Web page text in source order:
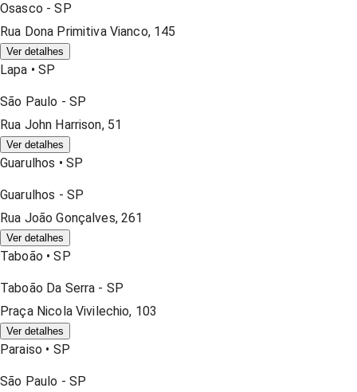
Osasco -SP
Rua Dona Primitiva Vianco, 145
Ver detalhes
Lapa • SP
São Paulo - SP
Rua John Harrison, 51
Ver detalhes
Guarulhos • SP
Guarulhos - SP
Rua João Gonçalves, 261
Ver detalhes
Taboão • SP
Taboão Da Serra - SP
Praça Nicola Vivilechio, 103
Ver detalhes
Paraiso • SP
São Paulo - SP